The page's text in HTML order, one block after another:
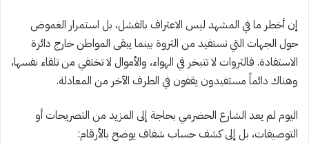
إن أخطر ما في المشهد ليس الاعتراف بالفشل، بل استمرار الغموض
حول الجهات التي تستفيد من الثروة بينما يبقى المواطن خارج دائرة
الاستفادة. فالثروات لا تتبخر في الهواء، والأموال لا تختفي من تلقاء نفسها،
وهناك دائماً مستفيدون يقفون في الطرف الآخر من المعادلة.
اليوم لم يعد الشارع الحضرمي بحاجة إلى المزيد من التصريحات أو
التوصيفات، بل إلى كشف حساب شفاف يوضح بالأرقام: